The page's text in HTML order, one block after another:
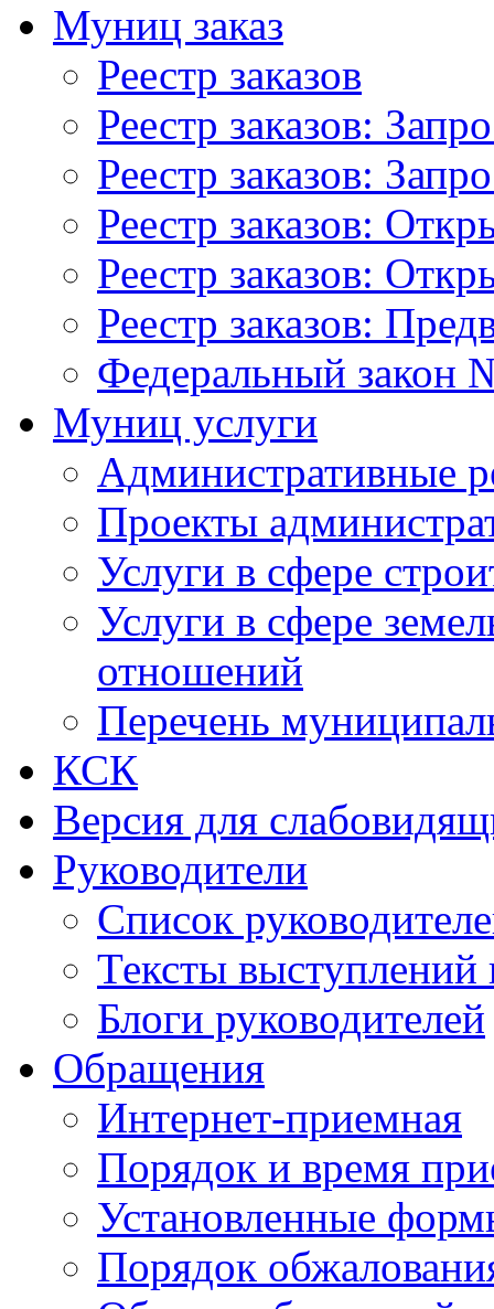
Муниц заказ
Реестр заказов
Реестр заказов:
Реестр заказов:
Реестр заказов:
Реестр заказов:
Реестр заказов:
Федеральный закон
Муниц услуги
Административные
Проекты
Услуги в сфере
Услуги в сфере
отношений
Перечень
КСК
Версия для
Руководители
Список
Тексты выступлений
Блоги руководителей
Обращения
Интернет-приемная
Порядок и время
Установленные
Порядок